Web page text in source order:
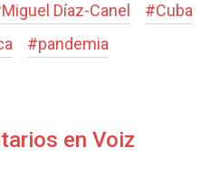
Miguel Díaz-Canel #Cuba
#pandemia
en Voiz